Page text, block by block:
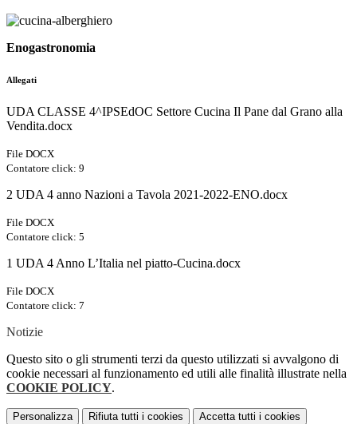
Enogastronomia
Allegati
UDA CLASSE 4^IPSEdOC Settore Cucina Il Pane dal Grano alla
Vendita.docx
File DOCX
Contatore click: 9
2 UDA 4 anno Nazioni a Tavola 2021-2022-ENO.docx
File DOCX
Contatore click: 5
1 UDA 4 Anno L’Italia nel piatto-Cucina.docx
File DOCX
Contatore click: 7
Notizie
Questo sito o gli strumenti terzi da questo utilizzati si avvalgono di
cookie necessari al funzionamento ed utili alle finalità illustrate nella
COOKIE POLICY.
Personalizza Rifiuta tutti i cookies Accetta tutti i cookies